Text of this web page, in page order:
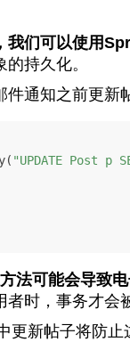
我们可以使用
持久化。
件通知之前更新
"UPDATE Post
法可能会导致
者时，事务才会
更新帖子将防止